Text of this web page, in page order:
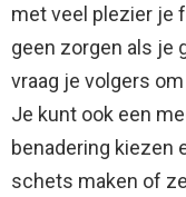
met veel plezier je
geen zorgen als je
vraag je volgers
Je kunt ook een
benadering kiezen
schets maken of